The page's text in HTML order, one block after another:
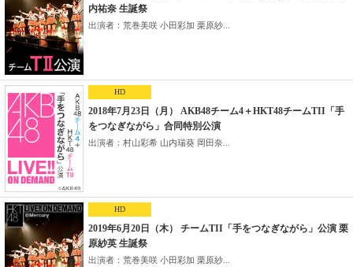
内祐奈 生誕祭
出演者：荒巻美咲 小田彩加 栗原紗...
HD
2018年7月23日（月） AKB48チーム4＋HKT48チームTII「手
をつなぎながら」合同特別公演
出演者：村山彩希 山内瑞葵 岡田奈...
HD
2019年6月20日（木） チームTII「手をつなぎながら」公演 栗
原紗英 生誕祭
出演者：荒巻美咲 小田彩加 栗原紗...